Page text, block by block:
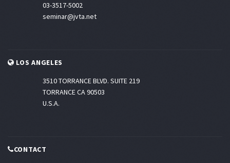
03-3517-5002
seminar@jvta.net
LOS ANGELES
3510 TORRANCE BLVD. SUITE 219
TORRANCE CA 90503
U.S.A.
CONTACT